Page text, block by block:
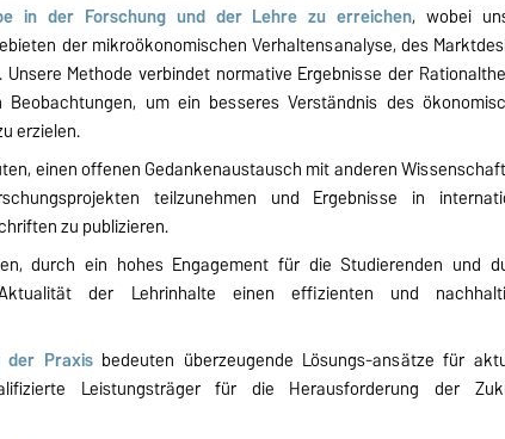
in der Forschung und der Lehre zu erreichen, wobei
der mikroökonomischen Verhaltensanalyse, des
Methode verbindet normative Ergebnisse der
um ein besseres Verständnis des
erzielen.
einen offenen Gedankenaustausch mit anderen
teilzunehmen und Ergebnisse in
zu publizieren.
durch ein hohes Engagement für die Studierenden und
der Lehrinhalte einen effizienten und
der Praxisbedeuten überzeugende Lösungs-ansätze für
Leistungsträger für die Herausforderung der